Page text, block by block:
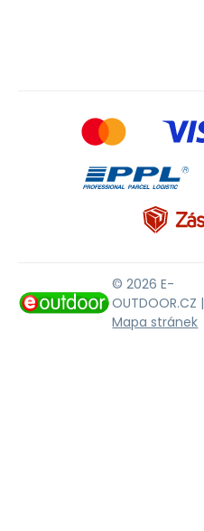
© 2026 E-
OUTDOOR.CZ |
Mapa stránek